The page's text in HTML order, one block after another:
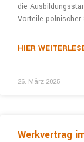
die
Vorteile polnischer
HIER
26. März 2025
Werkvertrag